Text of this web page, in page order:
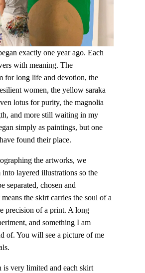
exactly one year ago. Each
with meaning. The
for long life and devotion, the
women, the yellow saraka
lotus for purity, the magnolia
and more still waiting in my
simply as paintings, but one
found their place.
the artworks, we
into layered illustrations so the
separated, chosen and
the skirt carries the soul of a
precision of a print. A long
and something I am
of. You will see a picture of me
is very limited and each skirt